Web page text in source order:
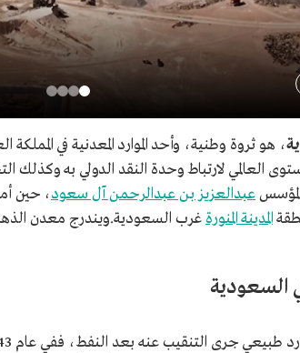
، هو ثروة وطنية، وأحد الموارد المعدنية في
العالمي لارتباط وحدة النقد الدولي به وكذلك
عبدالعزيز بن عبدالرحمن آل سعود، حين
المدينة المنورة غرب السعودية.ويندرج معدن
السعودية